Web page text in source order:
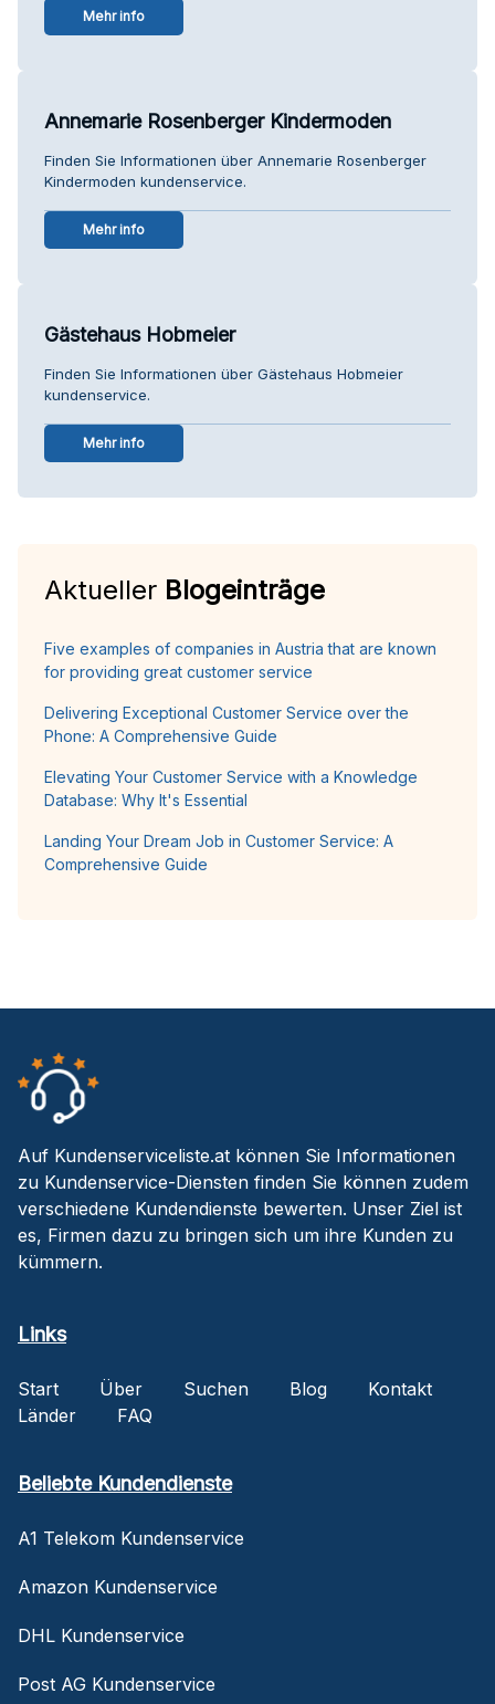
Mehr info
Annemarie Rosenberger Kindermoden
Finden Sie Informationen über Annemarie Rosenberger
Kindermoden kundenservice.
Mehr info
Gästehaus Hobmeier
Finden Sie Informationen über Gästehaus Hobmeier
kundenservice.
Mehr info
Aktueller Blogeinträge
Five examples of companies in Austria that are known
for providing great customer service
Delivering Exceptional Customer Service over the
Phone: A Comprehensive Guide
Elevating Your Customer Service with a Knowledge
Database: Why It's Essential
Landing Your Dream Job in Customer Service: A
Comprehensive Guide
Auf Kundenserviceliste.at können Sie Informationen
zu Kundenservice-Diensten finden Sie können zudem
verschiedene Kundendienste bewerten. Unser Ziel ist
es, Firmen dazu zu bringen sich um ihre Kunden zu
kümmern.
Links
Start Über Suchen Blog
Kontakt
Länder
FAQ
Beliebte Kundendienste
A1 Telekom Kundenservice
Amazon Kundenservice
DHL Kundenservice
Post AG Kundenservice